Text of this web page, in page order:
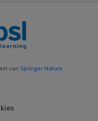
van Springer Nature